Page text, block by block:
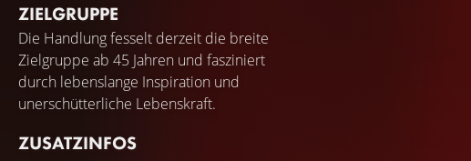
ZIELGRUPPE
Die Handlung fesselt derzeit die breite
Zielgruppe ab 45 Jahren und fasziniert
durch lebenslange Inspiration und
unerschütterliche Lebenskraft.
ZUSATZINFOS